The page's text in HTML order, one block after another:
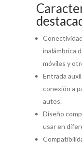
inalámbrica
móviles y
Entrada
conexión a
autos.
Diseño
usar en